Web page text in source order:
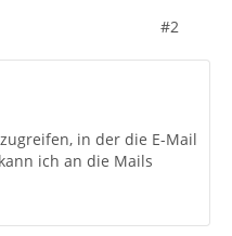
#2
in der die E-Mail
ich an die Mails